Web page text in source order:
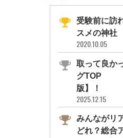
受験前に訪
スメの神
2020.10.05
取って良か
グ
版】！
2025.12.15
みんながリ
どれ？総合